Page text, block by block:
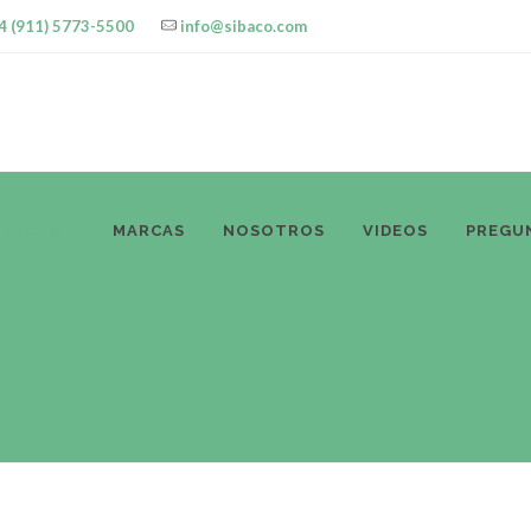
(911) 5773-5500 info@sibaco.com
MARCAS NOSOTROS VIDEOS